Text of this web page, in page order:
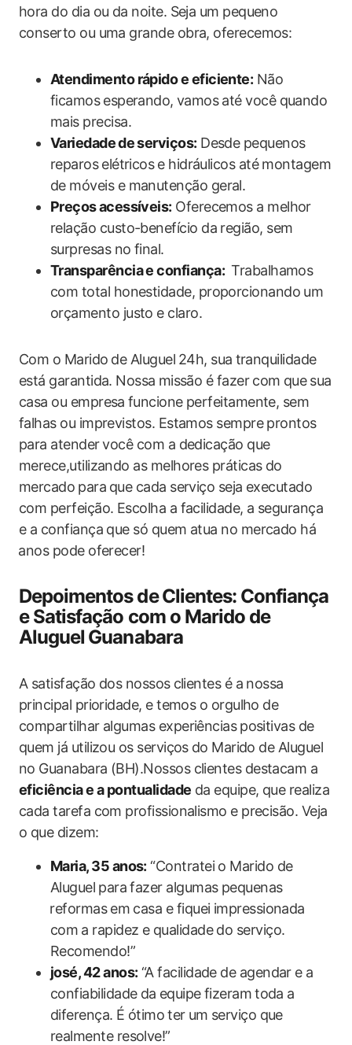
hora do dia ou da noite. Seja um pequeno
conserto ou uma grande obra, oferecemos:
Atendimento rápido e eficiente: Não⁤
ficamos ⁣esperando,⁤ vamos ‌até ‌você quando
mais precisa.
Variedade⁣ de‌ serviços: Desde pequenos⁣
reparos⁢ elétricos ⁣e hidráulicos até montagem
de móveis e manutenção geral.
Preços⁣ acessíveis: Oferecemos a melhor
relação custo-benefício da região, sem
surpresas no final.
Transparência e confiança:⁣ Trabalhamos
com‌ total honestidade, proporcionando um
orçamento justo ​e claro.
Com o Marido⁣ de Aluguel⁤ 24h, sua⁤ tranquilidade
está garantida. Nossa ⁤missão é fazer com⁢ que ⁣sua
casa ou ‌empresa⁤ funcione perfeitamente, sem
falhas ou imprevistos. Estamos sempre ‌prontos
‍para atender⁤ você com a dedicação que
merece,utilizando as melhores práticas do
mercado ⁣para ⁤que cada serviço seja executado
‌com perfeição. Escolha a facilidade, a‍ segurança
e a confiança que só quem atua no mercado há
⁢anos pode oferecer!
Depoimentos de ⁤Clientes: Confiança
e Satisfação com o Marido ‌de
Aluguel⁤ Guanabara
A satisfação dos nossos⁤ clientes é a nossa
principal prioridade, e temos o orgulho de
compartilhar algumas experiências ⁤positivas de
quem já ‍utilizou ​os ‌serviços ⁤do Marido‌ de​ Aluguel
no Guanabara (BH).Nossos clientes destacam a⁤
eficiência e a pontualidade da equipe, que realiza
cada tarefa com profissionalismo e‍ precisão. ‍Veja
o que​ dizem:
Maria, ​35 anos: “Contratei o Marido de
Aluguel ⁤para fazer algumas pequenas
⁤reformas⁤ em casa e fiquei impressionada⁣
com⁢ a rapidez e qualidade do serviço.
Recomendo!”
josé,‌ 42‍ anos: “A facilidade de agendar e a
confiabilidade da ⁢equipe fizeram⁤ toda a‍
diferença. É​ ótimo⁣ ter ⁢um serviço que
realmente resolve!”